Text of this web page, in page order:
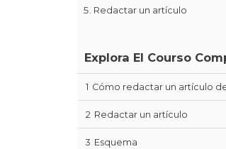
Redactar un artículo
Explora El Courso
1 Cómo redactar un artículo
2 Redactar un artículo
3 Esquema